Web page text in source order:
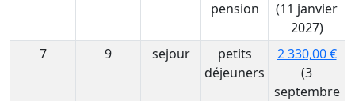
pension
(11 janvier
2027)
7
9 sejour
petits
déjeuners
2 330,00 €
(3
septembre